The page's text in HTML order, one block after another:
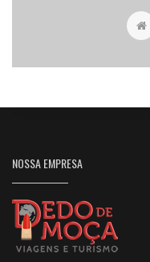
NOSSA EMPRESA